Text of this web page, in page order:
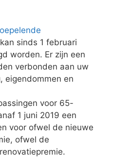
kan sinds 1 februari
worden. Er zijn een
verbonden aan uw
eigendommen en
voor 65-
1 juni 2019 een
voor ofwel de nieuwe
ofwel de